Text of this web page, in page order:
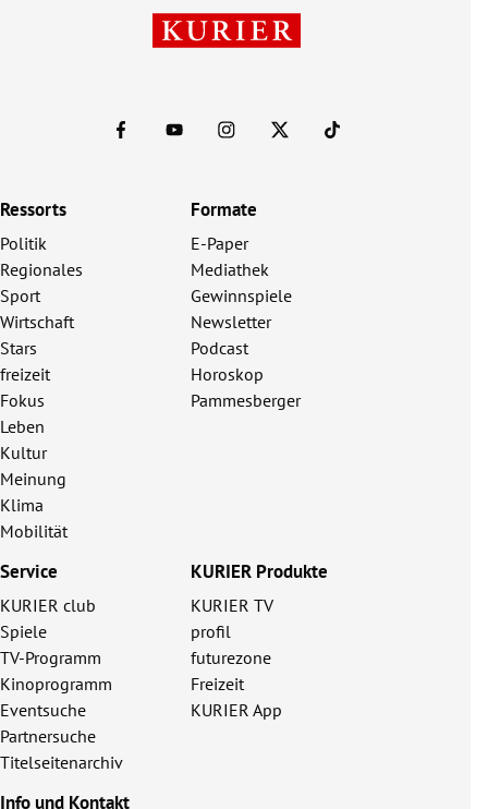
Ressorts
Politik
Regionales
Sport
Wirtschaft
Stars
freizeit
Fokus
Leben
Kultur
Meinung
Klima
Mobilität
Formate
E-Paper
Mediathek
Gewinnspiele
Newsletter
Podcast
Horoskop
Pammesberger
Service
KURIER club
Spiele
TV-Programm
Kinoprogramm
Eventsuche
Partnersuche
Titelseitenarchiv
KURIER Produkte
KURIER TV
profil
futurezone
Freizeit
KURIER App
Info und Kontakt